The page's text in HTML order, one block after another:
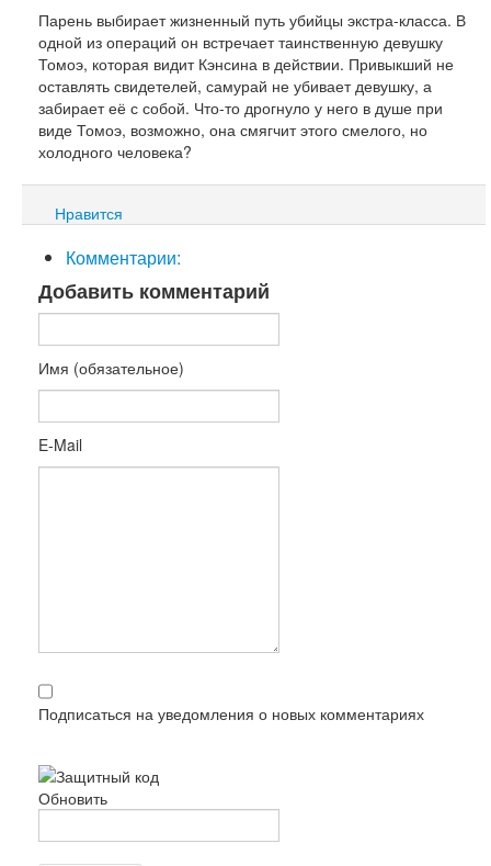
Парень выбирает жизненный путь убийцы экстра-класса. В
одной из операций он встречает таинственную девушку
Томоэ, которая видит Кэнсина в действии. Привыкший не
оставлять свидетелей, самурай не убивает девушку, а
забирает её с собой. Что-то дрогнуло у него в душе при
виде Томоэ, возможно, она смягчит этого смелого, но
холодного человека?
Нравится
Комментарии:
Добавить комментарий
Имя (обязательное)
E-Mail
Подписаться на уведомления о новых комментариях
Обновить